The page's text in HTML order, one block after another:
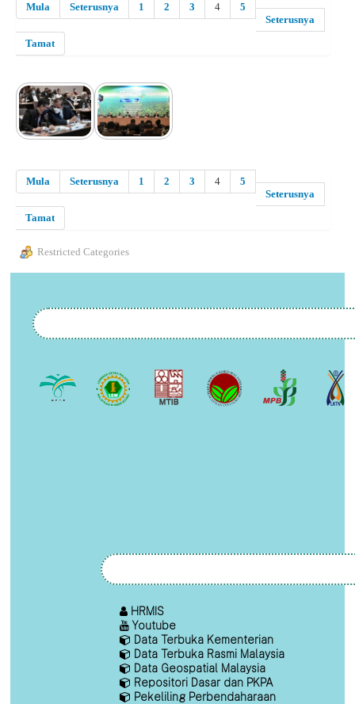
Mula Seterusnya 1 2 3 4
5
Seterusnya
Tamat
Mula Seterusnya 1 2 3 4
5
Seterusnya
Tamat
Restricted Categories
HRMIS
Youtube
Data Terbuka Kementerian
Data Terbuka Rasmi Malaysia
Data Geospatial Malaysia
Repositori Dasar dan PKPA
Pekeliling Perbendaharaan